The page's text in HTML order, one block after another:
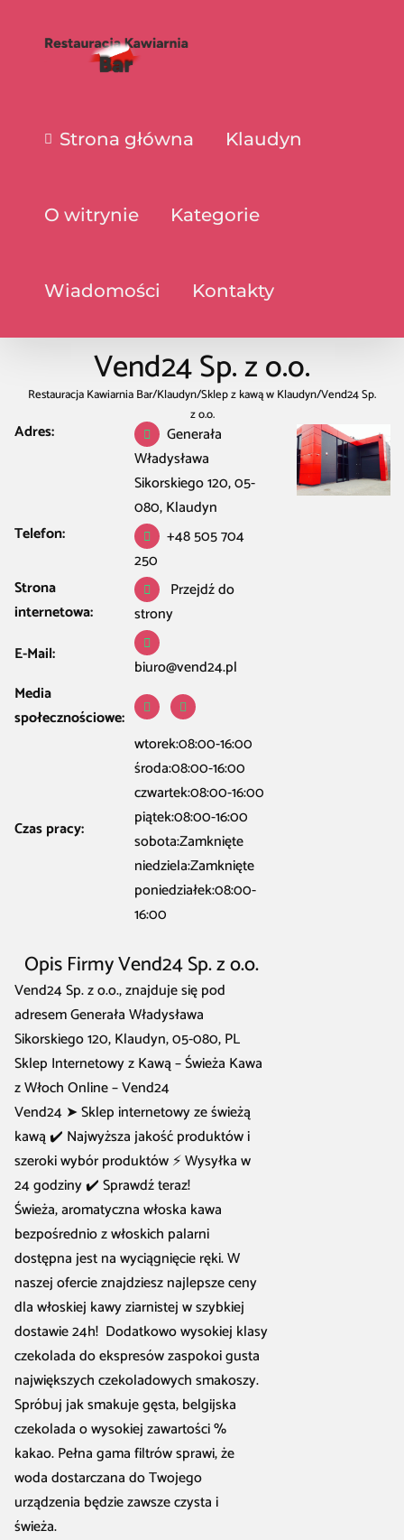
Strona główna Klaudyn
O witrynie Kategorie
Wiadomości Kontakty
Vend24 Sp. z o.o.
Restauracja Kawiarnia Bar/Klaudyn/Sklep z kawą w Klaudyn/Vend24 Sp.
z o.o.
Adres:
Generała
Władysława
Sikorskiego 120, 05-
080, Klaudyn
Telefon:
+48 505 704
250
Strona
internetowa:
Przejdź do
strony
E-Mail:
biuro@vend24.pl
Media
społecznościowe:
Czas pracy:
wtorek:08:00-16:00
środa:08:00-16:00
czwartek:08:00-16:00
piątek:08:00-16:00
sobota:Zamknięte
niedziela:Zamknięte
poniedziałek:08:00-
16:00
Opis Firmy Vend24 Sp. z o.o.
Vend24 Sp. z o.o., znajduje się pod
adresem Generała Władysława
Sikorskiego 120, Klaudyn, 05-080, PL
Sklep Internetowy z Kawą – Świeża Kawa
z Włoch Online – Vend24
Vend24 ➤ Sklep internetowy ze świeżą
kawą ✔️ Najwyższa jakość produktów i
szeroki wybór produktów ⚡️ Wysyłka w
24 godziny ✔️ Sprawdź teraz!
Świeża, aromatyczna włoska kawa
bezpośrednio z włoskich palarni
dostępna jest na wyciągnięcie ręki. W
naszej ofercie znajdziesz najlepsze ceny
dla włoskiej kawy ziarnistej w szybkiej
dostawie 24h! Dodatkowo wysokiej klasy
czekolada do ekspresów zaspokoi gusta
największych czekoladowych smakoszy.
Spróbuj jak smakuje gęsta, belgijska
czekolada o wysokiej zawartości %
kakao. Pełna gama filtrów sprawi, że
woda dostarczana do Twojego
urządzenia będzie zawsze czysta i
świeża.